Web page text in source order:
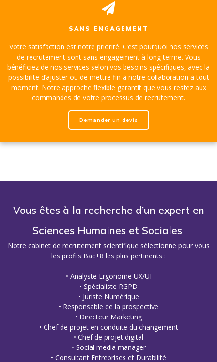
SANS ENGAGEMENT
Votre satisfaction est notre priorité. C’est pourquoi nos services
de recrutement sont sans engagement à long terme. Vous
bénéficiez de nos services selon vos besoins spécifiques, avec la
possibilité d’ajuster ou de mettre fin à notre collaboration à tout
moment. Notre approche flexible garantit que vous restez aux
commandes de votre processus de recrutement.
Demander un devis
Vous êtes à la recherche d’un expert en
Sciences Humaines et Sociales
Notre cabinet de recrutement scientifique sélectionne pour vous
les profils Bac+8 les plus pertinents :
• Analyste Ergonome UX/UI
• Spécialiste RGPD
• Juriste Numérique
• Responsable de la prospective
• Directeur Marketing
• Chef de projet en conduite du changement
• Chef de projet digital
• Social media manager
• Consultant Entreprises et Durabilité